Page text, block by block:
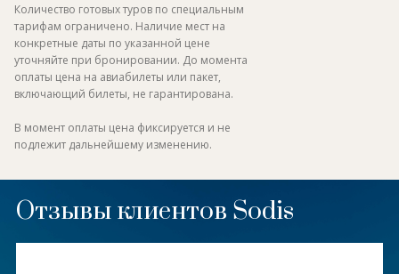
Количество готовых туров по специальным
тарифам ограничено. Наличие мест на
конкретные даты по указанной цене
уточняйте при бронировании. До момента
оплаты цена на авиабилеты или пакет,
включающий билеты, не гарантирована.
В момент оплаты цена фиксируется и не
подлежит дальнейшему изменению.
Отзывы клиентов Sodis